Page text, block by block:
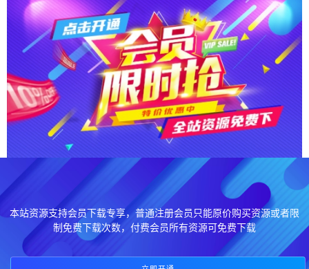
本站资源支持会员下载专享，普通注册会员只能原价购买资源或者限
制免费下载次数，付费会员所有资源可免费下载